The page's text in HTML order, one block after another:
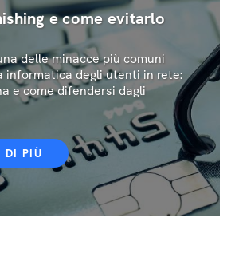
e come evitarlo
delle minacce più comuni
informatica degli utenti in rete:
e come difendersi dagli
DI PIÙ